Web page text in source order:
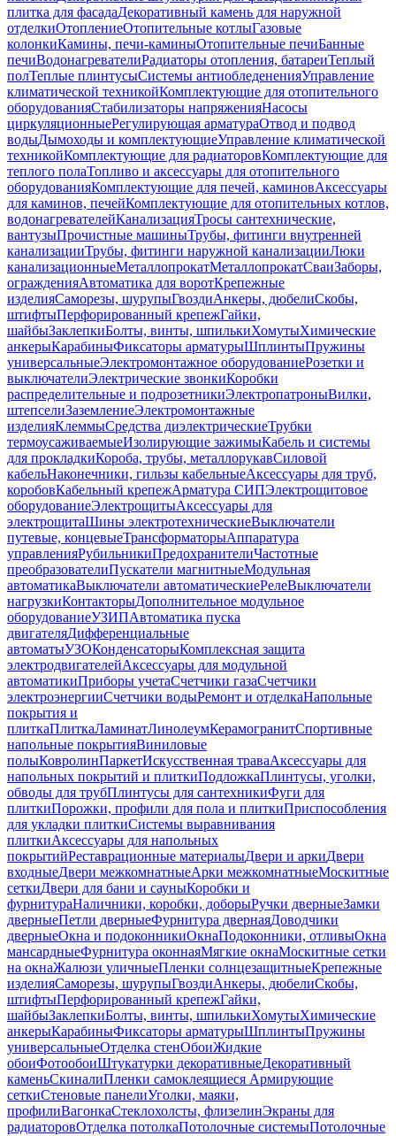
плитка для фасадаДекоративный камень для наружной
отделкиОтоплениеОтопительные котлыГазовые
колонкиКамины, печи-каминыОтопительные печиБанные
печиВодонагревателиРадиаторы отопления, батареиТеплый
полТеплые плинтусыСистемы антиобледененияУправление
климатической техникойКомплектующие для отопительного
оборудованияСтабилизаторы напряженияНасосы
циркуляционныеРегулирующая арматураОтвод и подвод
водыДымоходы и комплектующиеУправление климатической
техникойКомплектующие для радиаторовКомплектующие для
теплого полаТопливо и аксессуары для отопительного
оборудованияКомплектующие для печей, каминовАксессуары
для каминов, печейКомплектующие для отопительных котлов,
водонагревателейКанализацияТросы сантехнические,
вантузыПрочистные машиныТрубы, фитинги внутренней
канализацииТрубы, фитинги наружной канализацииЛюки
канализационныеМеталлопрокатМеталлопрокатСваиЗаборы,
огражденияАвтоматика для воротКрепежные
изделияСаморезы, шурупыГвоздиАнкеры, дюбелиСкобы,
штифтыПерфорированный крепежГайки,
шайбыЗаклепкиБолты, винты, шпилькиХомутыХимические
анкерыКарабиныФиксаторы арматурыШплинтыПружины
универсальныеЭлектромонтажное оборудованиеРозетки и
выключателиЭлектрические звонкиКоробки
распределительные и подрозетникиЭлектропатроныВилки,
штепселиЗаземлениеЭлектромонтажные
изделияКлеммыСредства диэлектрическиеТрубки
термоусаживаемыеИзолирующие зажимыКабель и системы
для прокладкиКороба, трубы, металлорукавСиловой
кабельНаконечники, гильзы кабельныеАксессуары для труб,
коробовКабельный крепежАрматура СИПЭлектрощитовое
оборудованиеЭлектрощитыАксессуары для
электрощитаШины электротехническиеВыключатели
путевые, концевыеТрансформаторыАппаратура
управленияРубильникиПредохранителиЧастотные
преобразователиПускатели магнитныеМодульная
автоматикаВыключатели автоматическиеРелеВыключатели
нагрузкиКонтакторыДополнительное модульное
оборудованиеУЗИПАвтоматика пуска
двигателяДифференциальные
автоматыУЗОКонденсаторыКомплексная защита
электродвигателейАксессуары для модульной
автоматикиПриборы учетаСчетчики газаСчетчики
электроэнергииСчетчики водыРемонт и отделкаНапольные
покрытия и
плиткаПлиткаЛаминатЛинолеумКерамогранитСпортивные
напольные покрытияВиниловые
полыКовролинПаркетИскусственная траваАксессуары для
напольных покрытий и плиткиПодложкаПлинтусы, уголки,
обводы для трубПлинтусы для сантехникиФуги для
плиткиПорожки, профили для пола и плиткиПриспособления
для укладки плиткиСистемы выравнивания
плиткиАксессуары для напольных
покрытийРеставрационные материалыДвери и аркиДвери
входныеДвери межкомнатныеАрки межкомнатныеМоскитные
сеткиДвери для бани и сауныКоробки и
фурнитураНаличники, коробки, доборыРучки дверныеЗамки
дверныеПетли дверныеФурнитура двернаяДоводчики
дверныеОкна и подоконникиОкнаПодоконники, отливыОкна
мансардныеФурнитура оконнаяМягкие окнаМоскитные сетки
на окнаЖалюзи уличныеПленки солнцезащитныеКрепежные
изделияСаморезы, шурупыГвоздиАнкеры, дюбелиСкобы,
штифтыПерфорированный крепежГайки,
шайбыЗаклепкиБолты, винты, шпилькиХомутыХимические
анкерыКарабиныФиксаторы арматурыШплинтыПружины
универсальныеОтделка стенОбоиЖидкие
обоиФотообоиШтукатурки декоративныеДекоративный
каменьСкиналиПленки самоклеящиеся Армирующие
сеткиСтеновые панелиУголки, маяки,
профилиВагонкаСтеклохолсты, флизелинЭкраны для
радиаторовОтделка потолкаПотолочные системыПотолочные